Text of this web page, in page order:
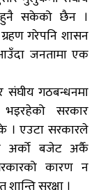
हुनै सकेको छैन ।
गरेपनि शासन
जनतामा एक
गठबन्धनमा
सरकार
। एउटा सरकारले
अर्को बजेट अर्कै
कारण न